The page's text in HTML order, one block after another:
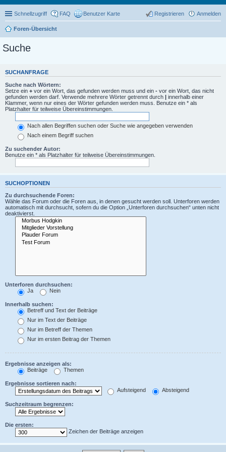
Schnellzugriff FAQ Benutzer Karte Anmelden
Registrieren
Foren-Übersicht
Suche
SUCHANFRAGE
Suche nach Wörtern:
Setze ein + vor ein Wort, das gefunden werden muss und ein - vor ein Wort, das nicht
gefunden werden darf. Verwende mehrere Wörter getrennt durch | innerhalb einer
Klammer, wenn nur eines der Wörter gefunden werden muss. Benutze ein * als
Platzhalter für teilweise Übereinstimmungen.
Nach allen Begriffen suchen oder Suche wie angegeben verwenden
Nach einem Begriff suchen
Zu suchender Autor:
Benutze ein * als Platzhalter für teilweise Übereinstimmungen.
SUCHOPTIONEN
Zu durchsuchende Foren:
Wähle das Forum oder die Foren aus, in denen gesucht werden soll. Unterforen werden
automatisch mit durchsucht, sofern du die Option „Unterforen durchsuchen“ unten nicht
deaktivierst.
Unterforen durchsuchen:
Ja
Nein
Innerhalb suchen:
Betreff und Text der Beiträge
Nur im Text der Beiträge
Nur im Betreff der Themen
Nur im ersten Beitrag der Themen
Ergebnisse anzeigen als:
Beiträge
Themen
Ergebnisse sortieren nach:
Aufsteigend
Absteigend
Suchzeitraum begrenzen:
Die ersten:
Zeichen der Beiträge anzeigen